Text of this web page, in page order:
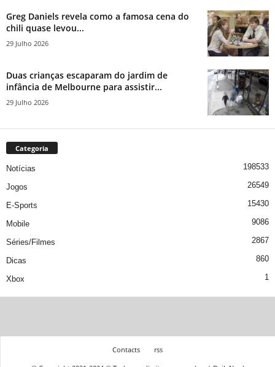
Greg Daniels revela como a famosa cena do
chili quase levou...
29 Julho 2026
Duas crianças escaparam do jardim de
infância de Melbourne para assistir...
29 Julho 2026
Categoria
Notícias 198533
Jogos 26549
E-Sports 15430
Mobile 9086
Séries/Filmes 2867
Dicas 860
Xbox 1
Contacts
rss